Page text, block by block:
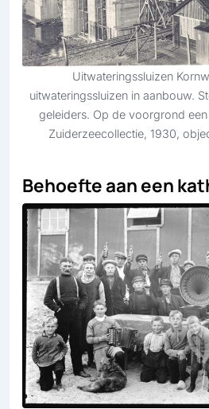
Uitwateringssluizen
uitwateringssluizen in aanbouw.
geleiders. Op de voorgrond
Zuiderzeecollectie, 1930,
Behoefte aan een